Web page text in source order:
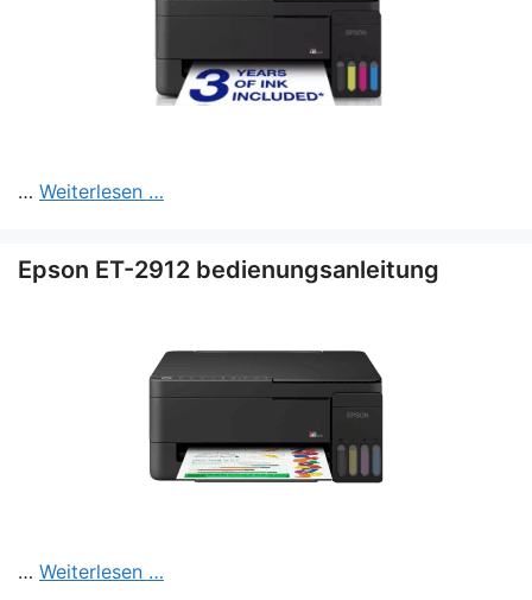
… Weiterlesen …
Epson ET-2912 bedienungsanleitung
… Weiterlesen …